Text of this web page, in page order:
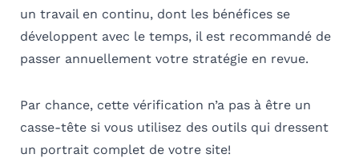
un travail en continu, dont les bénéfices se
développent avec le temps, il est recommandé de
passer annuellement votre stratégie en revue.
Par chance, cette vérification n’a pas à être un
casse-tête si vous utilisez des outils qui dressent
un portrait complet de votre site!